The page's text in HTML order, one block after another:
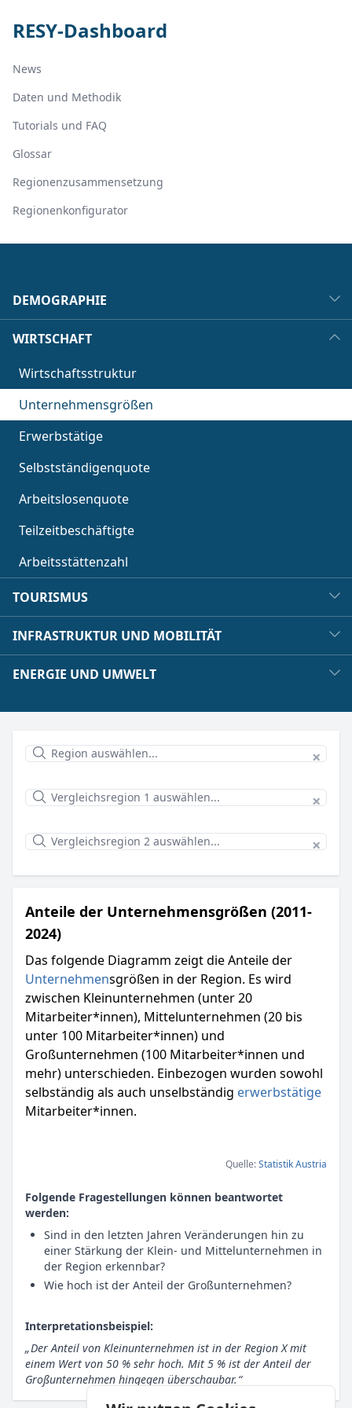
RESY-Dashboard
News
Daten und Methodik
Tutorials und FAQ
Glossar
Regionenzusammensetzung
Regionenkonfigurator
DEMOGRAPHIE
WIRTSCHAFT
Wirtschaftsstruktur
Unternehmensgrößen
Erwerbstätige
Selbstständigenquote
Arbeitslosenquote
Teilzeitbeschäftigte
Arbeitsstättenzahl
TOURISMUS
INFRASTRUKTUR UND MOBILITÄT
ENERGIE UND UMWELT
×
×
×
Anteile der Unternehmensgrößen (2011-
2024)
Das folgende Diagramm zeigt die Anteile der
Unternehmensgrößen in der Region. Es wird
zwischen Kleinunternehmen (unter 20
Mitarbeiter*innen), Mittelunternehmen (20 bis
unter 100 Mitarbeiter*innen) und
Großunternehmen (100 Mitarbeiter*innen und
mehr) unterschieden. Einbezogen wurden sowohl
selbständig als auch unselbständig erwerbstätige
Mitarbeiter*innen.
Quelle:Statistik Austria
Folgende Fragestellungen können beantwortet
werden:
Sind in den letzten Jahren Veränderungen hin zu
einer Stärkung der Klein- und Mittelunternehmen in
der Region erkennbar?
Wie hoch ist der Anteil der Großunternehmen?
Interpretationsbeispiel:
Der Anteil von Kleinunternehmen ist in der Region X mit
einem Wert von 50 % sehr hoch. Mit 5 % ist der Anteil der
Großunternehmen hingegen überschaubar.